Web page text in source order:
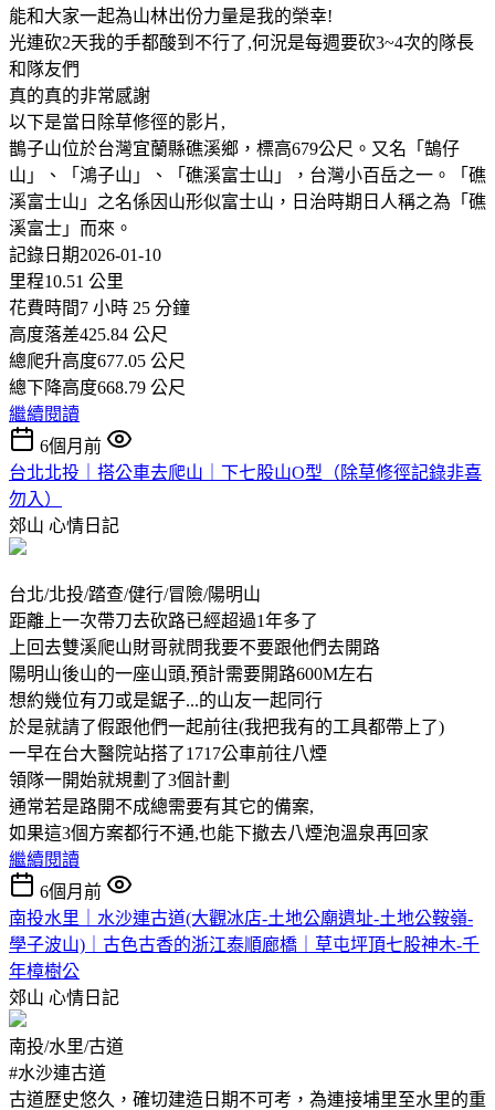
能和大家一起為山林出份力量是我的榮幸!
光連砍2天我的手都酸到不行了,何況是每週要砍3~4次的隊長
和隊友們
真的真的非常感謝
以下是當日除草修徑的影片,
鵲子山位於台灣宜蘭縣礁溪鄉，標高679公尺。又名「鵠仔
山」、「鴻子山」、「礁溪富士山」，台灣小百岳之一。「礁
溪富士山」之名係因山形似富士山，日治時期日人稱之為「礁
溪富士」而來。
記錄日期2026-01-10
里程10.51 公里
花費時間7 小時 25 分鐘
高度落差425.84 公尺
總爬升高度677.05 公尺
總下降高度668.79 公尺
繼續閱讀
6個月前
台北北投｜搭公車去爬山｜下七股山O型（除草修徑記錄非喜
勿入）
郊山 心情日記
台北/北投/踏查/健行/冒險/陽明山
距離上一次帶刀去砍路已經超過1年多了
上回去雙溪爬山財哥就問我要不要跟他們去開路
陽明山後山的一座山頭,預計需要開路600M左右
想約幾位有刀或是鋸子...的山友一起同行
於是就請了假跟他們一起前往(我把我有的工具都帶上了)
一早在台大醫院站搭了1717公車前往八煙
領隊一開始就規劃了3個計劃
通常若是路開不成總需要有其它的備案,
如果這3個方案都行不通,也能下撤去八煙泡溫泉再回家
繼續閱讀
6個月前
南投水里｜水沙連古道(大觀冰店-土地公廟遺址-土地公鞍嶺-
學子波山)｜古色古香的浙江泰順廊橋｜草屯坪頂七股神木-千
年樟樹公
郊山 心情日記
南投/水里/古道
#水沙連古道
古道歷史悠久，確切建造日期不可考，為連接埔里至水里的重